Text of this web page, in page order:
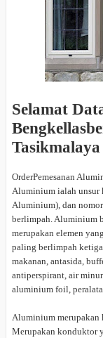
Selamat
Tasikmalaya
OrderPemesanan
Aluminium ialah unsur
Aluminium), dan
berlimpah. Aluminium
merupakan elemen
paling berlimpah
makanan, antasida,
antiperspirant, air
aluminium foil,
Aluminium
Merupakan konduktor